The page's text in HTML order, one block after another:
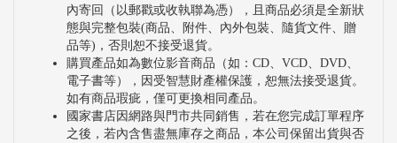
內寄回（以郵戳或收執聯為憑），且商品必須是全新狀
態與完整包裝(商品、附件、內外包裝、隨貨文件、贈
品等)，否則恕不接受退貨。
購買產品如為數位影音商品（如：CD、VCD、DVD、
電子書等），因受智慧財產權保護，恕無法接受退貨。
如有商品瑕疵，僅可更換相同產品。
國家書店因網路與門市共同銷售，若在您完成訂單程序
之後，若內含售盡無庫存之商品，本公司保留出貨與否